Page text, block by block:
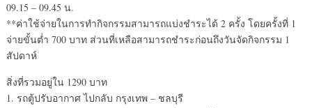
09.15 – 09.45 น.
**ค่าใช้จ่ายในการทำกิจกรรมสามารถแบ่งชำระได้ 2 ครั้ง โดยครั้งที่ 1
จ่ายขั้นต่ำ 700 บาท ส่วนที่เหลือสามารถชำระก่อนถึงวันจัดกิจกรรม 1
สัปดาห์
สิ่งที่รวมอยู่ใน 1290 บาท
1. รถตู้ปรับอากาศ ไปกลับ กรุงเทพ – ชลบุรี